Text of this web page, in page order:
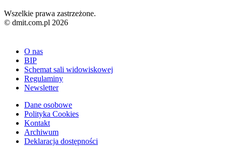
Wszelkie prawa zastrzeżone.
© dmit.com.pl 2026
O nas
BIP
Schemat sali widowiskowej
Regulaminy
Newsletter
Dane osobowe
Polityka Cookies
Kontakt
Archiwum
Deklaracja dostępności